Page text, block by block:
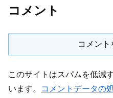
コメント
コメント
このサイトはスパムを低減
います。
コメントデータの